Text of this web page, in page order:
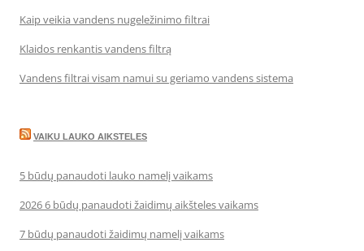
Kaip veikia vandens nugeležinimo filtrai
Klaidos renkantis vandens filtrą
Vandens filtrai visam namui su geriamo vandens sistema
VAIKU LAUKO AIKSTELES
5 būdų panaudoti lauko namelį vaikams
2026 6 būdų panaudoti žaidimų aikšteles vaikams
7 būdų panaudoti žaidimų namelį vaikams